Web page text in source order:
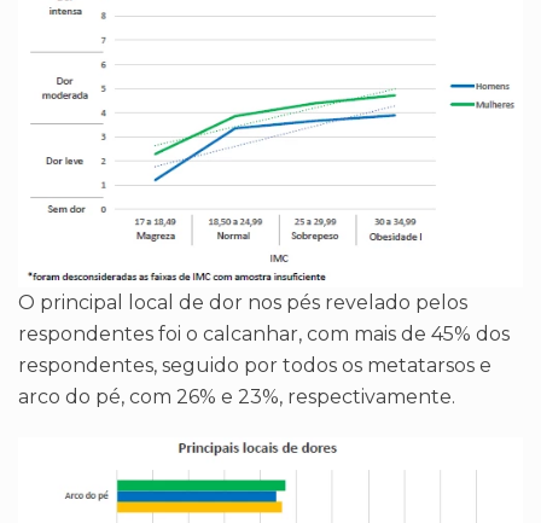
O principal local de dor nos pés revelado pelos
respondentes foi o calcanhar, com mais de 45% dos
respondentes, seguido por todos os metatarsos e
arco do pé, com 26% e 23%, respectivamente.